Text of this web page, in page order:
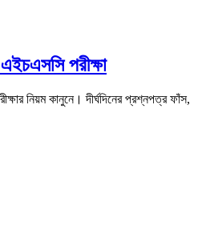
পরীক্ষা
নিয়ম কানুনে। দীর্ঘদিনের প্রশ্নপত্র ফাঁস,